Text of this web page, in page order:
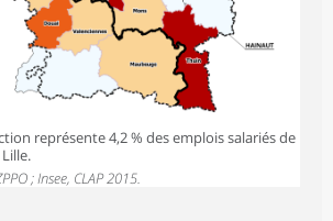
représente 4,2 % des emplois salariés de
; Insee, CLAP 2015.